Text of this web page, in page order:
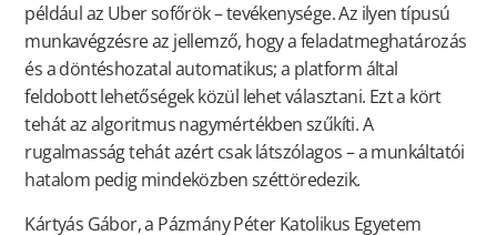
például az Uber sofőrök – tevékenysége. Az ilyen típusú
munkavégzésre az jellemző, hogy a feladatmeghatározás
és a döntéshozatal automatikus; a platform által
feldobott lehetőségek közül lehet választani. Ezt a kört
tehát az algoritmus nagymértékben szűkíti. A
rugalmasság tehát azért csak látszólagos – a munkáltatói
hatalom pedig mindeközben széttöredezik.
Kártyás Gábor, a Pázmány Péter Katolikus Egyetem